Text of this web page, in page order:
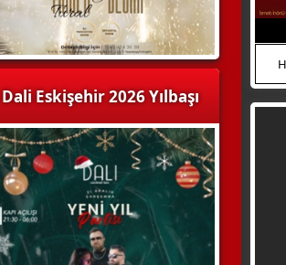
Dali Eskişehir 2026 Yılbaşı